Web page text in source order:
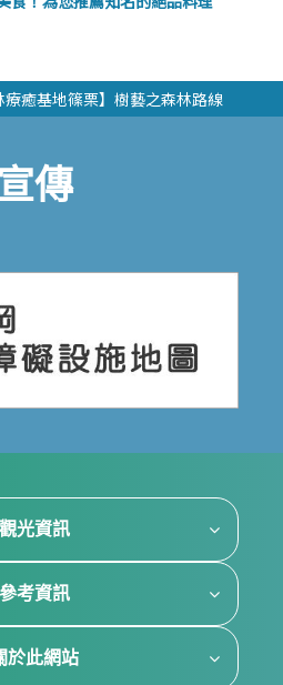
療癒基地篠栗】樹藝之森林路線
傳
觀光資訊
參考資訊
於此網站